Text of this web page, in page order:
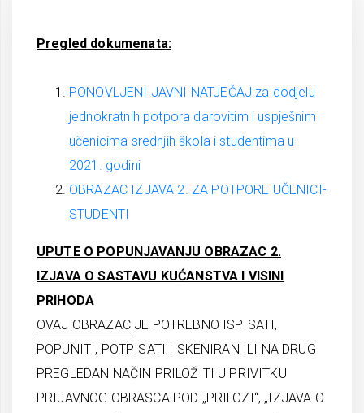
Pregled dokumenata:
PONOVLJENI JAVNI NATJEČAJ za dodjelu
jednokratnih potpora darovitim i uspješnim
učenicima srednjih škola i studentima u
2021. godini
OBRAZAC IZJAVA 2. ZA POTPORE UČENICI-
STUDENTI
UPUTE O POPUNJAVANJU OBRAZAC 2.
IZJAVA O SASTAVU KUĆANSTVA I VISINI
PRIHODA
OVAJ OBRAZACJE POTREBNO ISPISATI,
POPUNITI, POTPISATI I SKENIRAN ILI NA DRUGI
PREGLEDAN NAČIN PRILOŽITI U PRIVITKU
PRIJAVNOG OBRASCA POD „PRILOZI“, „IZJAVA O